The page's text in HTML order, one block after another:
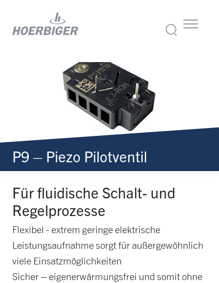
P9 – Piezo Pilotventil
Für fluidische Schalt- und
Regelprozesse
Flexibel - extrem geringe elektrische
Leistungsaufnahme sorgt für außergewöhnlich
viele Einsatzmöglichkeiten
Sicher – eigenerwärmungsfrei und somit ohne